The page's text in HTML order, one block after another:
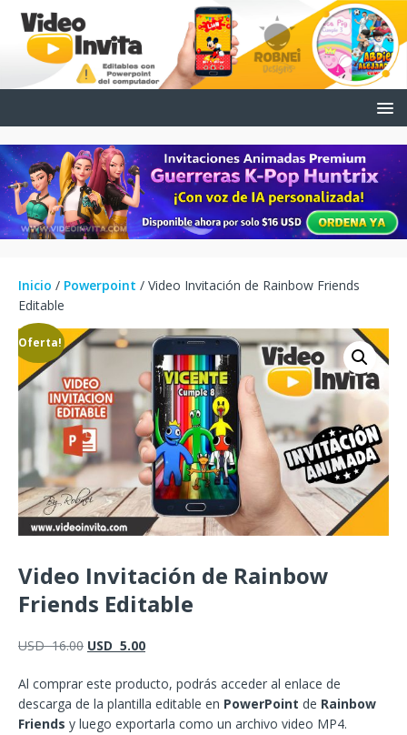
Inicio / Powerpoint / Video Invitación de Rainbow Friends
Editable
¡Oferta!
Video Invitación de Rainbow
Friends Editable
USD16.00 USD 5.00
Al comprar este producto, podrás acceder al enlace de
descarga de la plantilla editable en PowerPoint de Rainbow
Friends y luego exportarla como un archivo video MP4.